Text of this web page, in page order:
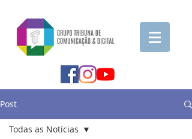
Post
Todas as Notícias